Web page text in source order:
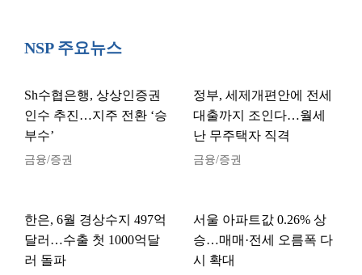
NSP 주요뉴스
Sh수협은행, 상상인증권
인수 추진…지주 전환 ‘승
부수’
금융/증권
정부, 세제개편안에 전세
대출까지 조인다…월세
난 무주택자 직격
금융/증권
한은, 6월 경상수지 497억
달러…수출 첫 1000억달
러 돌파
서울 아파트값 0.26% 상
승…매매·전세 오름폭 다
시 확대